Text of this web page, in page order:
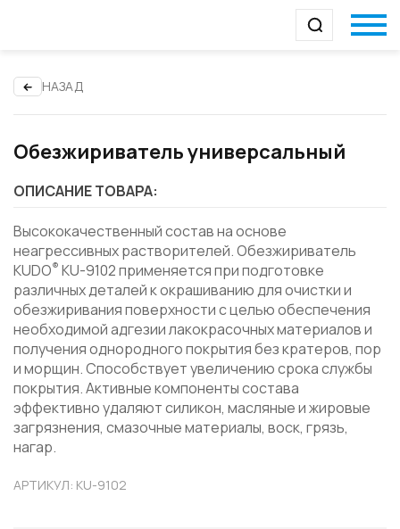
НАЗАД
Обезжириватель универсальный
ОПИСАНИЕ ТОВАРА:
Высококачественный состав на основе
неагрессивных растворителей. Обезжириватель
KUDO® KU-9102 применяется при подготовке
различных деталей к окрашиванию для очистки и
обезжиривания поверхности с целью обеспечения
необходимой адгезии лакокрасочных материалов и
получения однородного покрытия без кратеров, пор
и морщин. Способствует увеличению срока службы
покрытия. Активные компоненты состава
эффективно удаляют силикон, масляные и жировые
загрязнения, смазочные материалы, воск, грязь,
нагар.
АРТИКУЛ: KU-9102